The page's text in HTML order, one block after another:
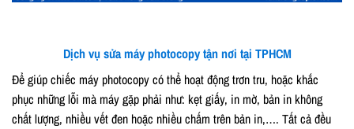
Dịch vụ sửa máy photocopy tận nơi tại TPHCM
Để giúp chiếc máy photocopy có thể hoạt động trơn tru, hoặc khắc
phục những lỗi mà máy gặp phải như: kẹt giấy, in mờ, bản in không
chất lượng, nhiều vết đen hoặc nhiều chấm trên bản in,…. Tất cả đều